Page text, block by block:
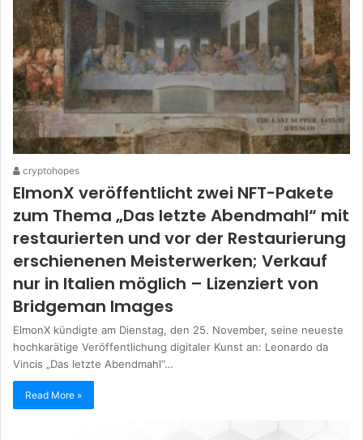
cryptohopes
ElmonX veröffentlicht zwei NFT-Pakete
zum Thema „Das letzte Abendmahl“ mit
restaurierten und vor der Restaurierung
erschienenen Meisterwerken; Verkauf
nur in Italien möglich – Lizenziert von
Bridgeman Images
ElmonX kündigte am Dienstag, den 25. November, seine neueste
hochkarätige Veröffentlichung digitaler Kunst an: Leonardo da
Vincis „Das letzte Abendmahl“…
Read More »